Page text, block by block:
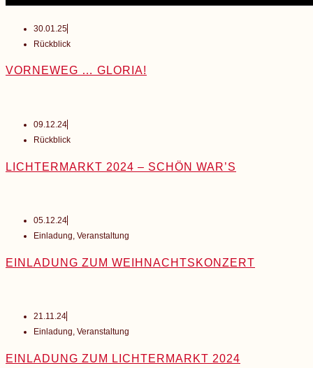
30.01.25
Rückblick
VORNEWEG … GLORIA!
09.12.24
Rückblick
LICHTERMARKT 2024 – SCHÖN WAR’S
05.12.24
Einladung, Veranstaltung
EINLADUNG ZUM WEIHNACHTSKONZERT
21.11.24
Einladung, Veranstaltung
EINLADUNG ZUM LICHTERMARKT 2024